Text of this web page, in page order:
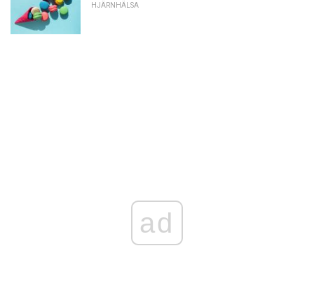
HJÄRNHÄLSA
ad